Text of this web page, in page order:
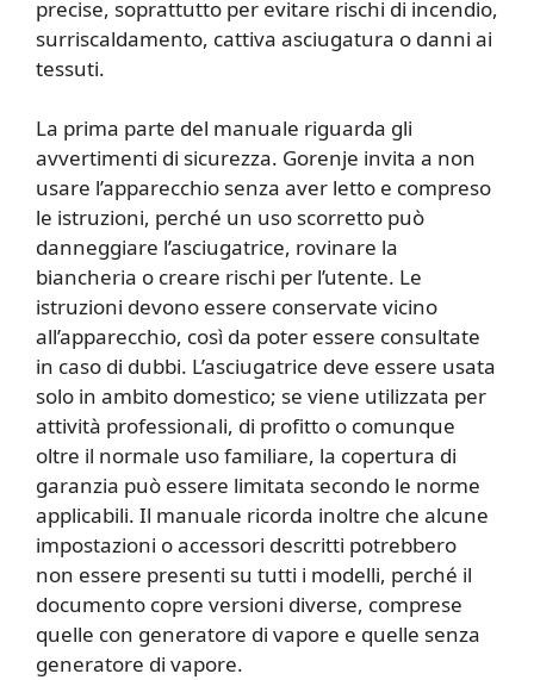
precise, soprattutto per evitare rischi di incendio,
surriscaldamento, cattiva asciugatura o danni ai
tessuti.
La prima parte del manuale riguarda gli
avvertimenti di sicurezza. Gorenje invita a non
usare l’apparecchio senza aver letto e compreso
le istruzioni, perché un uso scorretto può
danneggiare l’asciugatrice, rovinare la
biancheria o creare rischi per l’utente. Le
istruzioni devono essere conservate vicino
all’apparecchio, così da poter essere consultate
in caso di dubbi. L’asciugatrice deve essere usata
solo in ambito domestico; se viene utilizzata per
attività professionali, di profitto o comunque
oltre il normale uso familiare, la copertura di
garanzia può essere limitata secondo le norme
applicabili. Il manuale ricorda inoltre che alcune
impostazioni o accessori descritti potrebbero
non essere presenti su tutti i modelli, perché il
documento copre versioni diverse, comprese
quelle con generatore di vapore e quelle senza
generatore di vapore.